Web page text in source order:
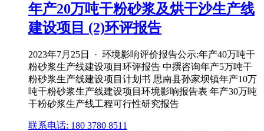
年产20万吨干粉砂浆及烘干沙生产线
建设项目 (2)环评报告
2023年7月25日 · 环境影响评价报告公示:年产40万吨干
粉砂浆生产线建设项目环评报告 中撰咨询年产5万吨干
粉砂浆生产线建设项目计划书 思南县孙家坝镇年产10万
吨干粉砂浆生产线建设项目环境影响报告表 年产30万吨
干粉砂浆生产线工程可行性研究报告
联系电话: 180 3780 8511